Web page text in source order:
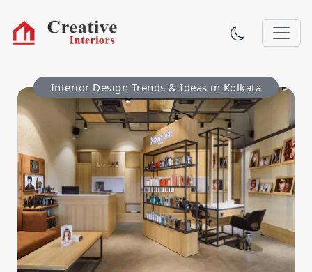
Interior Design Trends & Ideas in Kolkata